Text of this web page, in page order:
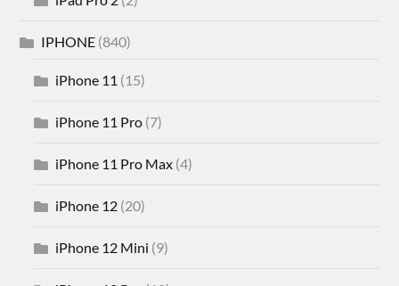
IPHONE (840)
iPhone 11 (15)
iPhone 11 Pro (7)
iPhone 11 Pro Max (4)
iPhone 12 (20)
iPhone 12 Mini (9)